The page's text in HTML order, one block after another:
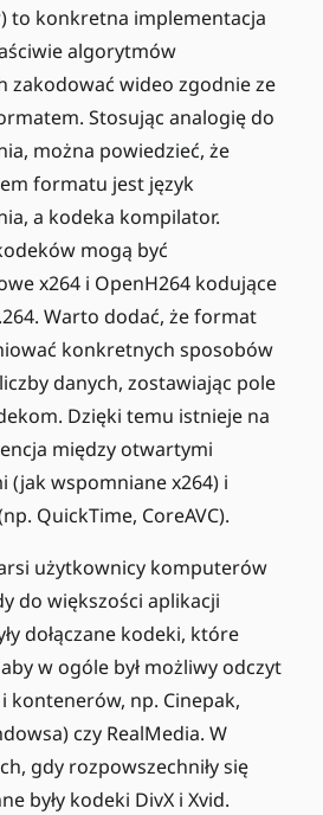
to konkretna implementacja
algorytmów
zakodować wideo zgodnie ze
Stosując analogię do
można powiedzieć, że
formatu jest język
a kodeka kompilator.
mogą być
x264 i OpenH264 kodujące
Warto dodać, że format
konkretnych sposobów
danych, zostawiając pole
Dzięki temu istnieje na
między otwartymi
(jak wspomniane x264) i
QuickTime, CoreAVC).
użytkownicy komputerów
do większości aplikacji
dołączane kodeki, które
w ogóle był możliwy odczyt
np. Cinepak,
czy RealMedia. W
gdy rozpowszechniły się
były kodeki DivX i Xvid.